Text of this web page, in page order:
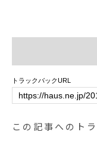
トラックバックURL
この記事へのト